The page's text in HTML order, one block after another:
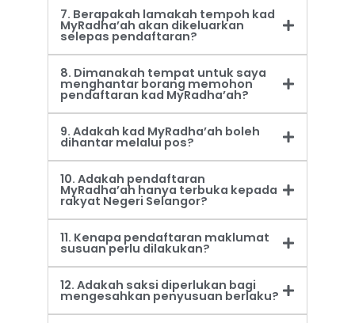
7. Berapakah lamakah tempoh kad
MyRadha’ah akan dikeluarkan
selepas pendaftaran?
8. Dimanakah tempat untuk saya
menghantar borang memohon
pendaftaran kad MyRadha’ah?
9. Adakah kad MyRadha’ah boleh
dihantar melalui pos?
10. Adakah pendaftaran
MyRadha’ah hanya terbuka kepada
rakyat Negeri Selangor?
11. Kenapa pendaftaran maklumat
susuan perlu dilakukan?
12. Adakah saksi diperlukan bagi
mengesahkan penyusuan berlaku?